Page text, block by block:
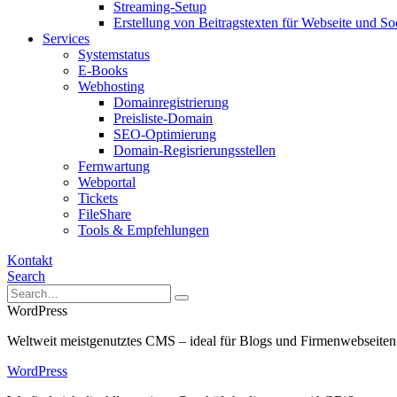
Streaming-Setup
Erstellung von Beitragstexten für Webseite und
Services
Systemstatus
E-Books
Webhosting
Domainregistrierung
Preisliste-Domain
SEO-Optimierung
Domain-Regisrierungsstellen
Fernwartung
Webportal
Tickets
FileShare
Tools & Empfehlungen
Kontakt
Search
WordPress
Weltweit meistgenutztes CMS – ideal für Blogs und
WordPress